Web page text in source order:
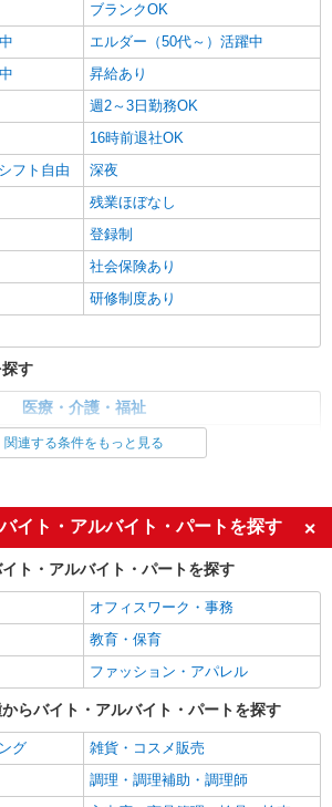
時給2000円〜2500円 ＜日払い有/週払い有/交
全支給(ガソリン代含む)＞
本宮市/来社不要/面接なし/車通勤OK
詳細を見る
2066379
本宮市＞元気も、プライベートも諦めない＊
3〜OK/看護助手
時給1350円〜2062円 ＜日払い有/週払い有/交
費全支給(ガソリン代含む)＞
福島県本宮市本宮字南町裡
詳細を見る
健師・管理栄養士 特定保健指導
別訪問(対面) 1件：4,286円〜5,239円 ・遠隔面
1件：1,500〜1,691円 ・電話支援 1件：
記金額に消費税を加えた金額をお支払いいた
す ※交通費・電話代は弊社負担。その他、支
内容により細則あり。
【活動エリア】福島県本宮市及びその周辺
詳細を見る
ブランクOK
エルダー（50代～）活躍中
昇給あり
週2～3日勤務OK
16時前退社OK
フト自由
深夜
残業ほぼなし
登録制
社会保険あり
研修制度あり
す
医療・介護・福祉
助手・助産師
ミドル（40代～）活躍中
深夜
社会保険あり
関連する条件をもっと見る
イト・アルバイト・パートを探す
ト・アルバイト・パートを探す
オフィスワーク・事務
教育・保育
ファッション・アパレル
らバイト・アルバイト・パートを探す
グ
雑貨・コスメ販売
調理・調理補助・調理師